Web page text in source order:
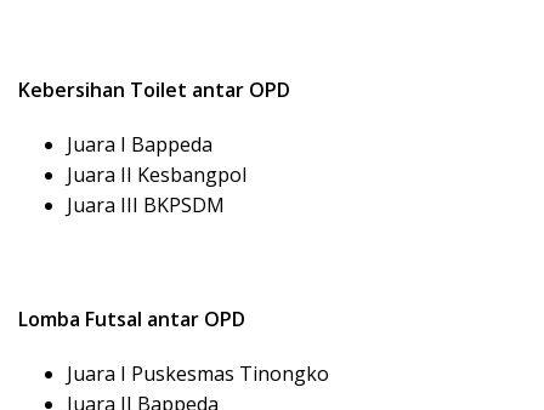
Kebersihan Toilet antar OPD
Juara I Bappeda
Juara II Kesbangpol
Juara III BKPSDM
Lomba Futsal antar OPD
Juara I Puskesmas Tinongko
Juara II Bappeda